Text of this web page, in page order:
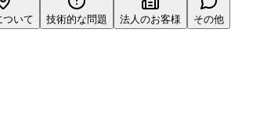
ついて 技術的な問題 法人のお客様 その他